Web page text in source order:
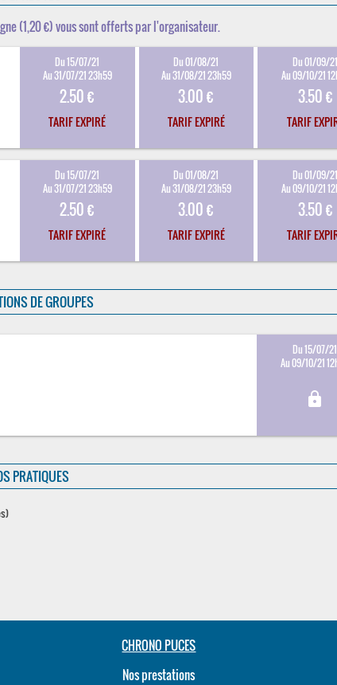
(1,20 €) vous sont offerts par l'organisateur.
Du 15/07/21
Au 31/07/21 23h59
2.50 €
TARIF EXPIRÉ
Du 01/08/21
Au 31/08/21 23h59
3.00 €
TARIF EXPIRÉ
Du 01/09/21
Au 09/10/21
3.50 €
TARIF
Du 15/07/21
Au 31/07/21 23h59
2.50 €
TARIF EXPIRÉ
Du 01/08/21
Au 31/08/21 23h59
3.00 €
TARIF EXPIRÉ
Du 01/09/21
Au 09/10/21
3.50 €
TARIF
DE GROUPES
Du 15/07/21
Au 09/10/21
lock
PRATIQUES
CHRONO PUCES
Nos prestations